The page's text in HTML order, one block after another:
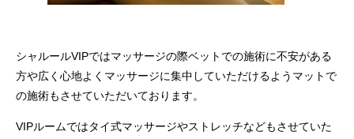
シャルールVIPではマッサージの際ベットでの施術に不安がある
方や広く心地よくマッサージに集中していただけるようマットで
の施術もさせていただいております。
VIPルームではタイ式マッサージやストレッチなどもさせていた